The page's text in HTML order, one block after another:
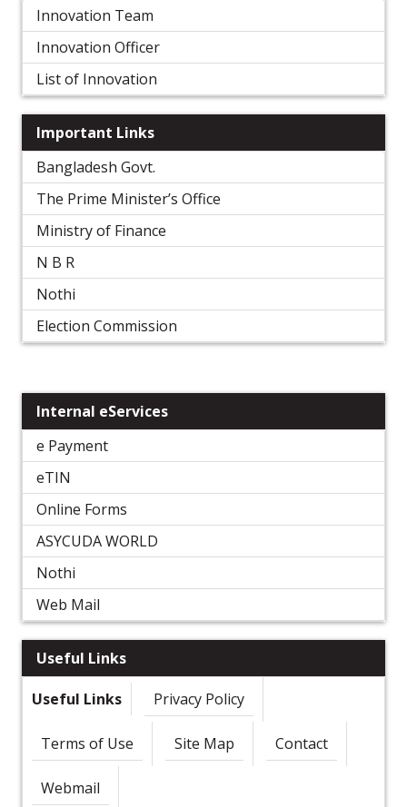
Innovation Team
Innovation Officer
List of Innovation
Important Links
Bangladesh Govt.
The Prime Minister’s Office
Ministry of Finance
N B R
Nothi
Election Commission
Internal eServices
e Payment
eTIN
Online Forms
ASYCUDA WORLD
Nothi
Web Mail
Useful Links
Useful Links Privacy Policy
Terms of Use Site Map Contact
Webmail